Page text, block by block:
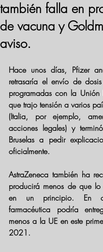
también falla en
de vacuna y
aviso.
Hace unos días, Pfizer
retrasaría el envío de
programadas con la Unión
que trajo tensión a varios
(Italia, por ejemplo,
acciones legales) y
Bruselas a pedir
oficialmente.
AstraZeneca también ha
producirá menos de que
en un principio. En
farmacéutica podría
menos a la UE en este
2021.